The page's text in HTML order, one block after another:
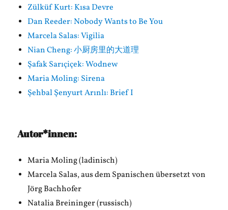
Zülküf Kurt: Kısa Devre
Dan Reeder: Nobody Wants to Be You
Marcela Salas: Vigilia
Nian Cheng: 小厨房里的大道理
Şafak Sarıçiçek: Wodnew
Maria Moling: Sirena
Şehbal Şenyurt Arınlı: Brief I
Autor*innen:
Maria Moling (ladinisch)
Marcela Salas, aus dem Spanischen übersetzt von
Jörg Bachhofer
Natalia Breininger (russisch)